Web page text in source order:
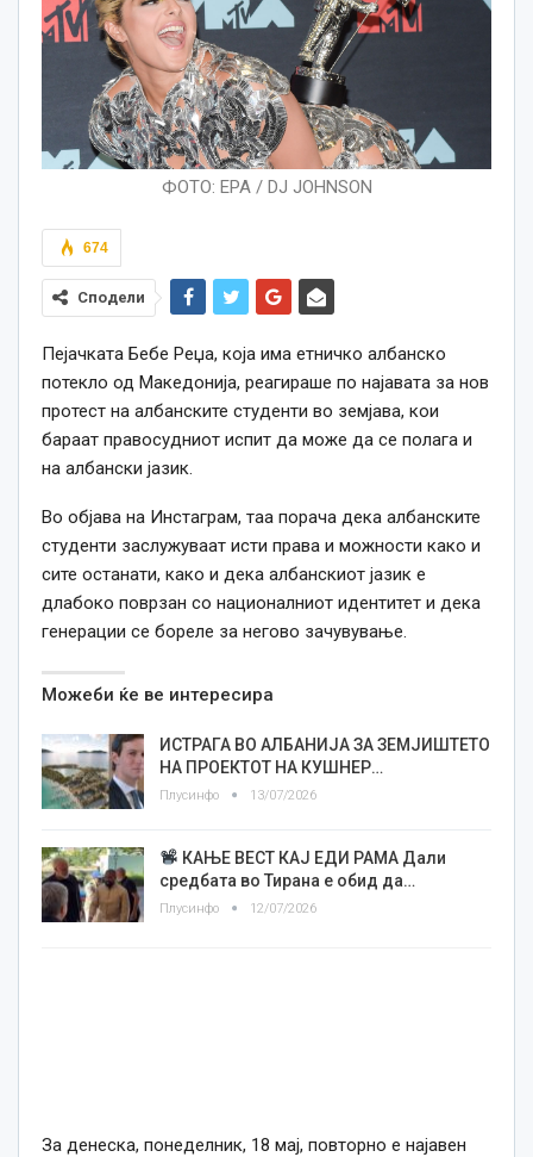
ФОТО: EPA / DJ JOHNSON
674
Сподели
Пејачката Бебе Реџа, која има етничко албанско
потекло од Македонија, реагираше по најавата за нов
протест на албанските студенти во земјава, кои
бараат правосудниот испит да може да се полага и
на албански јазик.
Во објава на Инстаграм, таа порача дека албанските
студенти заслужуваат исти права и можности како и
сите останати, како и дека албанскиот јазик е
длабоко поврзан со националниот идентитет и дека
генерации се бореле за негово зачувување.
Можеби ќе ве интересира
ИСТРАГА ВО АЛБАНИЈА ЗА ЗЕМЈИШТЕТО
НА ПРОЕКТОТ НА КУШНЕР…
Плусинфо 13/07/2026
КАЊЕ ВЕСТ КАЈ ЕДИ РАМА Дали
средбата во Тирана е обид да…
Плусинфо 12/07/2026
За денеска, понеделник, 18 мај, повторно е најавен